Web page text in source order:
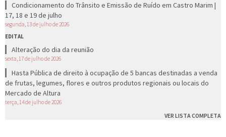
Condicionamento do Trânsito e Emissão de Ruído em Castro Marim |
17, 18 e 19 de julho
segunda, 13 de julho de 2026
EDITAL
Alteração do dia da reunião
sexta, 17 de julho de 2026
Hasta Pública de direito à ocupação de 5 bancas destinadas a venda
de frutas, legumes, flores e outros produtos regionais ou locais do
Mercado de Altura
terça, 14 de julho de 2026
VER LISTA COMPLETA